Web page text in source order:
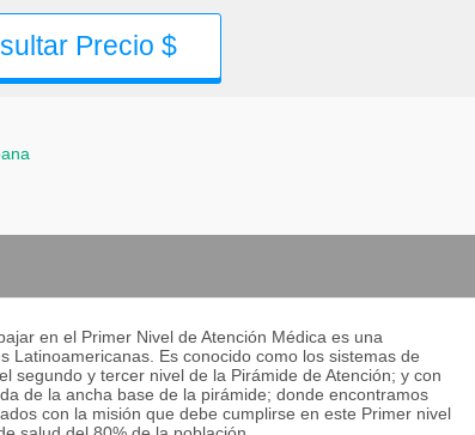
Precio $
en el Primer Nivel de Atención Médica es una
Latinoamericanas. Es conocido como los sistemas de
segundo y tercer nivel de la Pirámide de Atención; y con
de la ancha base de la pirámide; donde encontramos
con la misión que debe cumplirse en este Primer nivel